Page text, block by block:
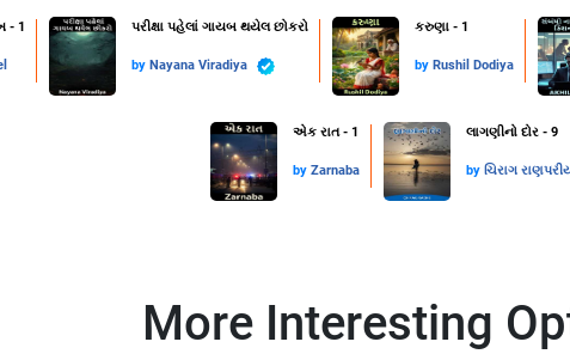
- 1 પરીક્ષા પહેલાં ગાયબ થયેલ છોકરો
by Nayana Viradiya
કરુણા - 1
by Rushil Dodiya
એક રાત - 1
by Zarnaba
લાગણીનો દોર - 9
by ચિરાગ
More Interesting